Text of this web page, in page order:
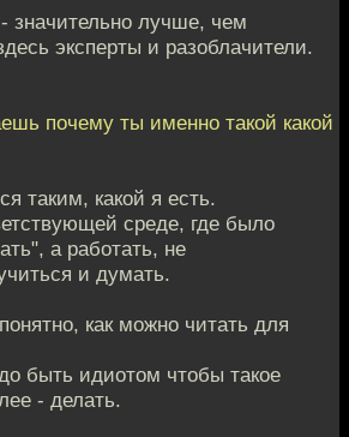
значительно лучше, чем
эксперты и разоблачители.
почему ты именно такой какой
таким, какой я есть.
среде, где было
а работать, не
и думать.
как можно читать для
быть идиотом чтобы такое
- делать.